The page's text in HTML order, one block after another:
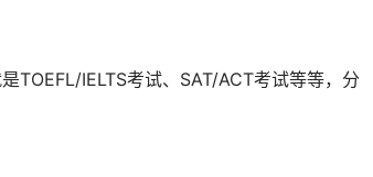
TOEFL/IELTS考试、SAT/ACT考试等等，分